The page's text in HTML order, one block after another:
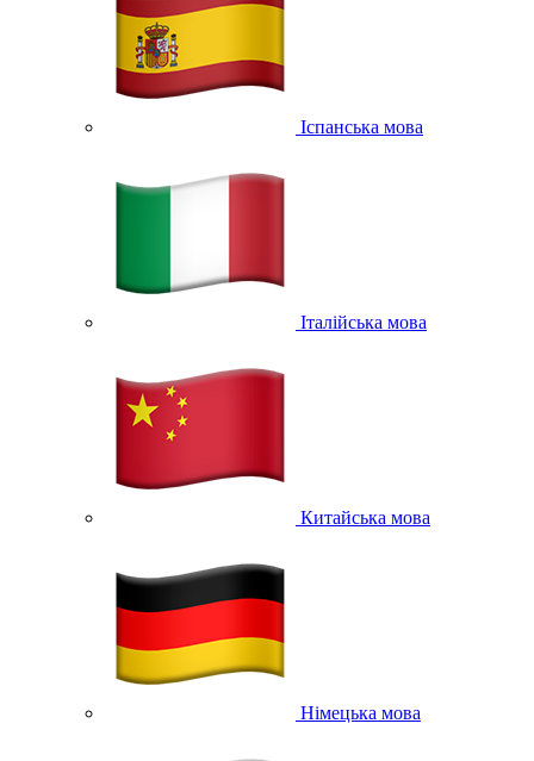
Іспанська мова
Італійська мова
Китайська мова
Німецька мова